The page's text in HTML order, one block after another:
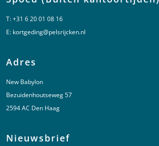
T:+31 6 20 01 08 16
E: kortgeding@pelsrijcken.nl
Adres
New Babylon
Bezuidenhoutseweg 57
2594 AC Den Haag
Nieuwsbrief